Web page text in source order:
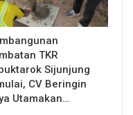
TKR
Sijunjung
CV Beringin
Utamakan…